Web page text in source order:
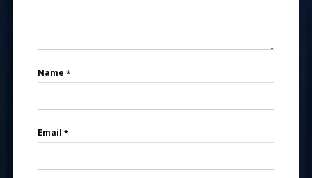
Name *
Email *